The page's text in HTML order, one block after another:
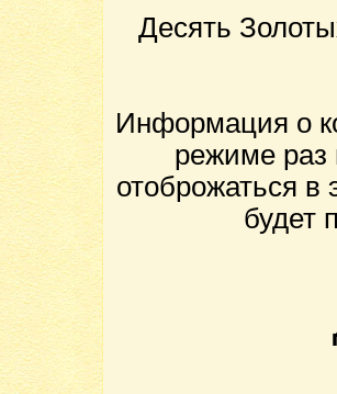
Десять
Информация о
режиме раз
отоброжаться
будет